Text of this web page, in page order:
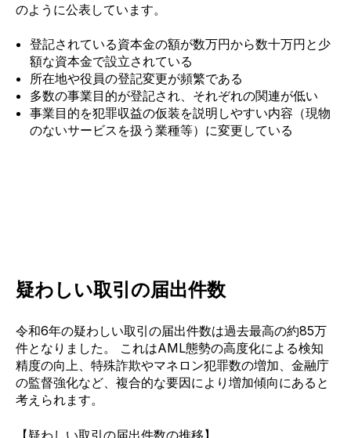
のように公表しています。
登記されている資本金の額が数万円から数十万円と少
額な資本金で設立されている
所在地や役員の登記変更が頻繁である
多数の事業目的が登記され、それぞれの関連が低い
事業目的を犯罪収益の仮装を説明しやすい内容（現物
のないサービスを扱う業種等）に変更している
疑わしい取引の届出件数
令和6年の疑わしい取引の届出件数は過去最高の約85万
件となりました。 これはAML態勢の高度化による検知
精度の向上、 特殊詐欺やマネロン犯罪数の増加、金融庁
の監督強化など、複合的な要因により増加傾向にあると
考えられます。
【疑わしい取引の届出件数の推移】